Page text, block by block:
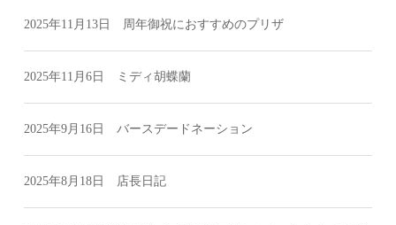
2025年11月13日 周年御祝におすすめのプリザ
2025年11月6日 ミディ胡蝶蘭
2025年9月16日 バースデードネーション
2025年8月18日 店長日記